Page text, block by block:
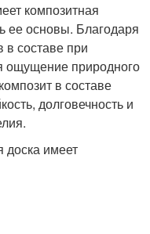
композитная
ее основы. Благодаря
составе при
ощущение природного
в составе
долговечность и
доска имеет